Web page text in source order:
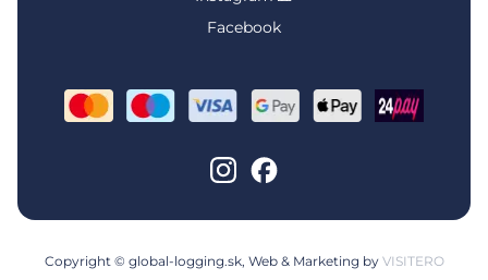
Facebook
Copyright © global-logging.sk, Web & Marketing by VISITERO